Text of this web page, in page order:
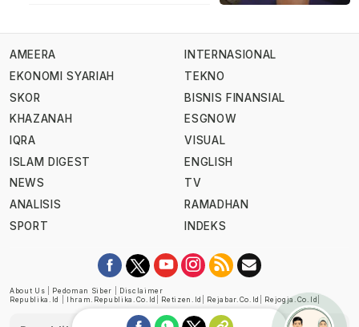
AMEERA
EKONOMI SYARIAH
SKOR
KHAZANAH
IQRA
ISLAM DIGEST
NEWS
ANALISIS
SPORT
INTERNASIONAL
TEKNO
BISNIS FINANSIAL
ESGNOW
VISUAL
ENGLISH
TV
RAMADHAN
INDEKS
About Us Pedoman Siber
Disclaimer
Republika.id
Ihram.republika.co.id Retizen.id Rejabar.co.id Rejogja.co.id